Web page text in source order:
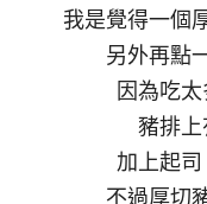
我是覺得一個
另外再點
因為吃
豬排
加上起
不過厚切